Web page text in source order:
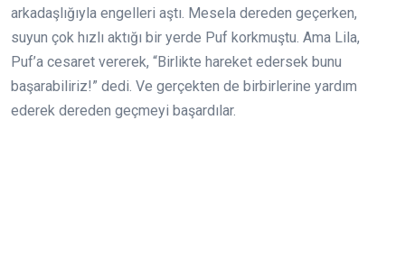
arkadaşlığıyla engelleri aştı. Mesela dereden geçerken,
suyun çok hızlı aktığı bir yerde Puf korkmuştu. Ama Lila,
Puf’a cesaret vererek, “Birlikte hareket edersek bunu
başarabiliriz!” dedi. Ve gerçekten de birbirlerine yardım
ederek dereden geçmeyi başardılar.